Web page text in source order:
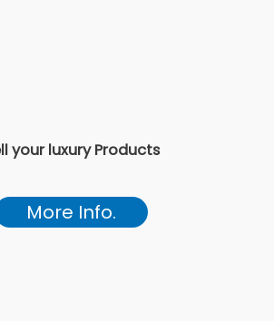
your luxury Products
More Info.